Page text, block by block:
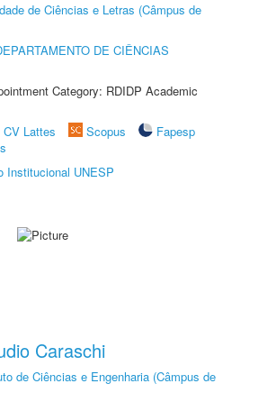
de Ciências e Letras (Câmpus de
DE CIÊNCIAS
Category: RDIDP Academic
CV Lattes Scopus
Fapesp
Institucional UNESP
Caraschi
de Ciências e Engenharia (Câmpus de